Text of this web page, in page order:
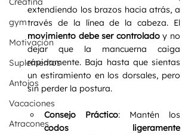
gym
Motivación
Suplementos
Antojos
Vacaciones
Atracones
extendiendo los brazos hacia atrás, a
movimiento debe ser controlado y no
dejar que la mancuerna caiga
rápidamente. Baja hasta que sientas
un estiramiento en los dorsales, pero
sin perder la postura.
Consejo Práctico
codos ligeramente